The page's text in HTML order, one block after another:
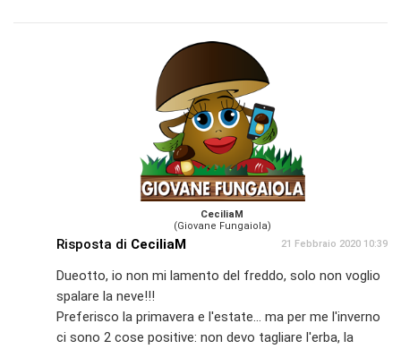
CeciliaM
(Giovane Fungaiola)
Risposta di CeciliaM 21 Febbraio 2020 10:39
Dueotto, io non mi lamento del freddo, solo non voglio
spalare la neve!!!
Preferisco la primavera e l'estate... ma per me l'inverno
ci sono 2 cose positive: non devo tagliare l'erba, la